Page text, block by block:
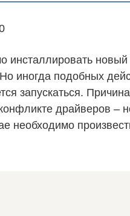
инсталлировать новый
иногда подобных
запускаться. Причина
драйверов –
необходимо